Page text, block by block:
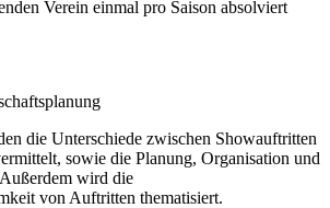
Verein einmal pro Saison absolviert
die Unterschiede zwischen Showauftritten
sowie die Planung, Organisation und
wird die
von Auftritten thematisiert.